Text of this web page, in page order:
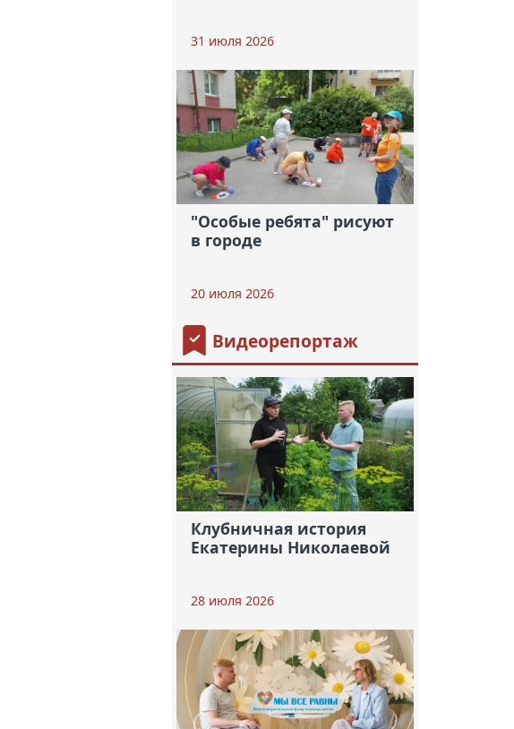
31 июля 2026
"Особые ребята" рисуют
в городе
20 июля 2026
Видеорепортаж
Клубничная история
Екатерины Николаевой
28 июля 2026